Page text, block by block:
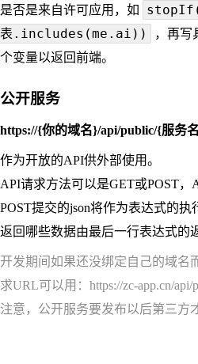
是否是来自许可应用，如
stopIf(!
表.includes(me.ai))
，再写
个变量以返回前端。
公开服务
https://{你的域名}/api/public/{服务
作为开放的API供外部使用。
API请求方法可以是GET或POST，
POST提交的json将作为表达式的执
返回哪些数据由最后一行表达式的
开发期间如果还没绑定自己的域名
求URL可以用：https://zc-app.cn/
注意，公开服务要发布以后第三方